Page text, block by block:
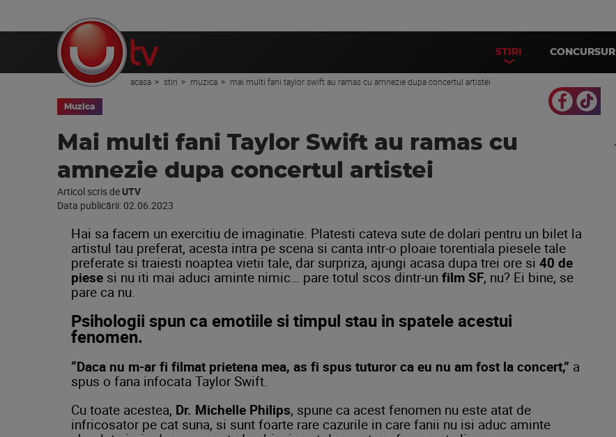
STIRI CONCURSURI
acasa stiri muzica mai multi fani taylor swift au ramas cu amnezie dupa concertul artistei
Muzica
Mai multi fani Taylor Swift au ramas cu
amnezie dupa concertul artistei
Articol scris de UTV
Data publicării: 02.06.2023
Hai sa facem un exercitiu de imaginatie. Platesti cateva sute de dolari pentru un bilet la
artistul tau preferat, acesta intra pe scena si canta intr-o ploaie torentiala piesele tale
preferate si traiesti noaptea vietii tale, dar surpriza, ajungi acasa dupa trei ore si 40 de
piese si nu iti mai aduci aminte nimic… pare totul scos dintr-un film SF, nu? Ei bine, se
pare ca nu.
Psihologii spun ca emotiile si timpul stau in spatele acestui
fenomen.
“Daca nu m-ar fi filmat prietena mea, as fi spus tuturor ca eu nu am fost la concert,” a
spus o fana infocata Taylor Swift.
Cu toate acestea, Dr. Michelle Philips, spune ca acest fenomen nu este atat de
infricosator pe cat suna, si sunt foarte rare cazurile in care fanii nu isi aduc aminte